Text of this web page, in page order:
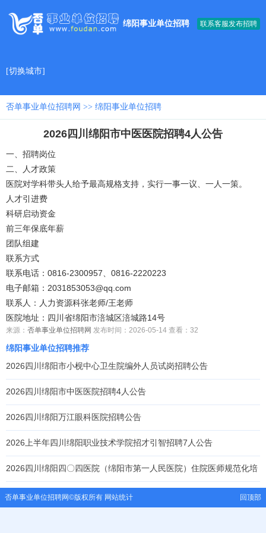
联系客服发布招聘
绵阳事业单位招聘
[切换城市]
否单事业单位招聘网 >> 绵阳事业单位招聘
2026四川绵阳市中医医院招聘4人公告
一、招聘岗位
二、人才政策
医院对学科带头人给予最高规格支持，实行一事一议、一人一策。
人才引进费
科研启动资金
前三年保底年薪
团队组建
联系方式
联系电话：0816-2300957、0816-2220223
电子邮箱：2031853053@qq.com
联系人：人力资源科张老师/王老师
医院地址：四川省绵阳市涪城区涪城路14号
来源： 否单事业单位招聘网 发布时间：2026-05-14 查看： 32
绵阳事业单位招聘推荐
2026四川绵阳市小枧中心卫生院编外人员试岗招聘公告
2026四川绵阳市中医医院招聘4人公告
2026四川绵阳万江眼科医院招聘公告
2026上半年四川绵阳职业技术学院招才引智招聘7人公告
2026四川绵阳四〇四医院（绵阳市第一人民医院）住院医师规范化培
训招收
回顶部
否单事业单位招聘网©版权所有 网站统计